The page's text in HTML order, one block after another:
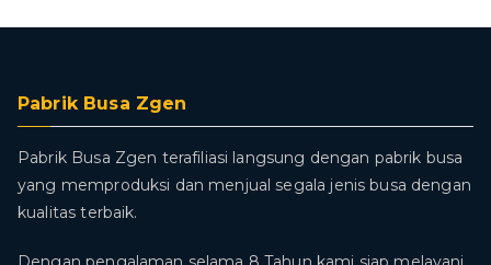
Pabrik Busa Zgen
Pabrik Busa Zgen terafiliasi langsung dengan pabrik busa
yang memproduksi dan menjual segala jenis busa dengan
kualitas terbaik.